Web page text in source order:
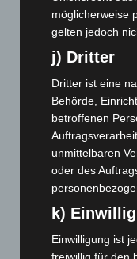
August 2024(107)
Juni 2024
Mai 2024(149)
April 2024(102)
März 2024(103)
Februar 2024 (103)
Januar 2024(111)
Dezember 2023(130)
November 2023 (130)
möglicherweise
gelten jedoch
j) Dritter
Dritter ist eine
Behörde,
betroffenen
unmittelbaren
oder des
k)
Einwilligung ist
freiwillig für den